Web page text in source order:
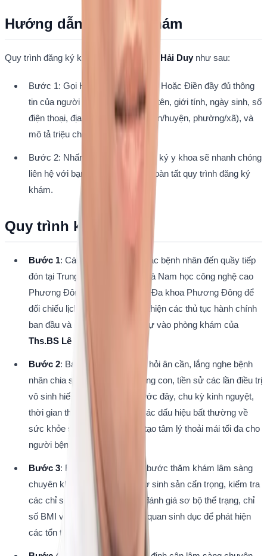
Hướng dẫn đăng ký khám
Quy trình đăng ký khám Ths.BS Lê Vũ Hải Duy như sau:
Bước 1: Gọi Hotline: 0941298865
Hoặc Điền đầy đủ thông
tin của người khám, bao gồm họ tên, giới tính, ngày sinh, số
điện thoại, địa chỉ (tỉnh/thành, quận/huyện, phường/xã), và
mô tả triệu chứng (nếu có).
Bước 2: Nhấn nút "Đặt lịch". Thư ký y khoa sẽ nhanh chóng
liên hệ với bạn để xác nhận và hoàn tất quy trình đăng ký
khám.
Quy trình khám
Bước 1: Các cặp vợ chồng hoặc bệnh nhân đến quầy tiếp
đón tại Trung tâm Hiếm muộn và Nam học công nghệ cao
Phương Đông thuộc Bệnh viện Đa khoa Phương Đông để
đối chiếu lịch hẹn đã đặt, hoàn thiện các thủ tục hành chính
Ths.BS Lê Vũ Hải Duy
Bước 2: Bác sĩ trực tiếp thăm hỏi ân cần, lắng nghe bệnh
nhân chia sẻ về hành trình mong con, tiền sử các lần điều trị
vô sinh hiếm muộn thất bại trước đây, chu kỳ kinh nguyệt,
thời gian thả bầu tự nhiên và các dấu hiệu bất thường về
sức khỏe sinh sản, đồng thời tạo tâm lý thoải mái tối đa cho
người bệnh.
Bước 3: Bác sĩ tiến hành các bước thăm khám lâm sàng
chuyên khoa phụ sản và hỗ trợ sinh sản cẩn trọng, kiểm tra
các chỉ số sinh tồn toàn thân, đánh giá sơ bộ thể trạng, chỉ
số BMI và thực hiện khám cơ quan sinh dục để phát hiện
các tổn thương thô đại nếu có.